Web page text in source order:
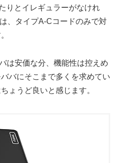
りとイレギュラーがなけれ
、タイプA-Cコードのみで対
は安価な分、機能性は控えめ
バにそこまで多くを求めてい
ょうど良いと感じます。